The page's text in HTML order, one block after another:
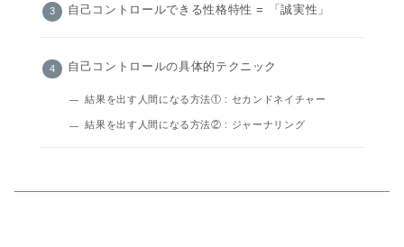
自己コントロールできる性格特性 = 「誠実性」
自己コントロールの具体的テクニック
結果を出す人間になる方法① : セカンドネイチャー
結果を出す人間になる方法② : ジャーナリング